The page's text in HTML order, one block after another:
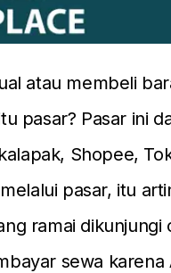
atau membeli
pasar? Pasar ini
Shopee,
pasar, itu
ramai dikunjungi
sewa karena